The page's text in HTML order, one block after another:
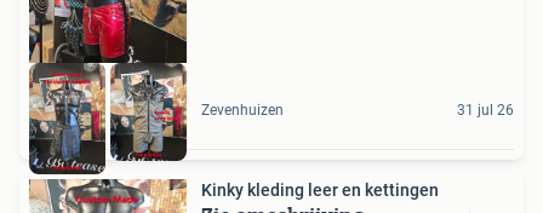
Zevenhuizen 31 jul 26
Kinky kleding leer en kettingen